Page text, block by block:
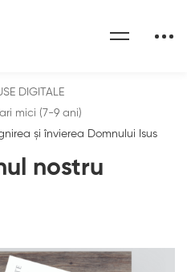
nostru
DIGITALE
mici (7-9 ani)
și învierea Domnului Isus